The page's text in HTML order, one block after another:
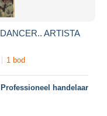
ARTISTA
1 bod
Professioneel handelaar